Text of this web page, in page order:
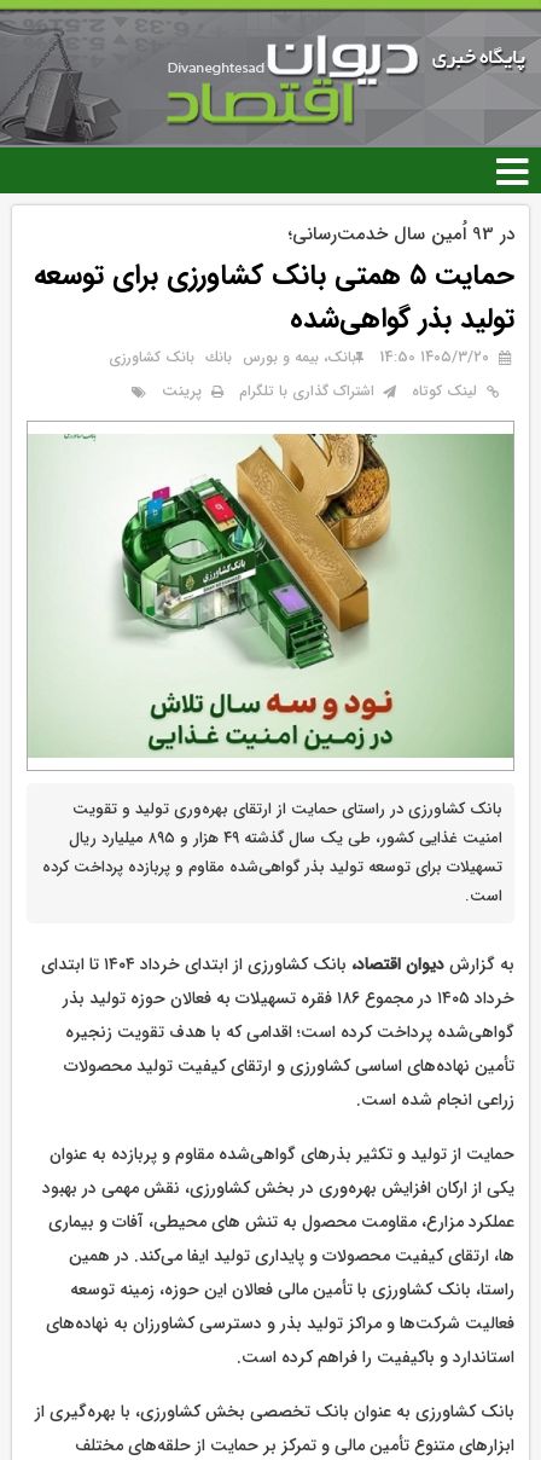
رفتن
محتوای
اصلی
در 93 اُمین سال خدمت‌رسانی؛
حمایت ۵ همتی بانک کشاورزی برای توسعه
تولید بذر گواهی‌شده
۱۴۰۵/۳/۲۰ 14:50 بانک، بیمه و بورس بانك بانک کشاورزی
لینک کوتاه
اشتراک گذاری با تلگرام پرینت
بانک کشاورزی در راستای حمایت از ارتقای بهره‌وری تولید و تقویت
امنیت غذایی کشور، طی یک سال گذشته ۴۹ هزار و ۸۹۵ میلیارد ریال
تسهیلات برای توسعه تولید بذر گواهی‌شده مقاوم و پربازده پرداخت کرده
است.
به گزارشدیوان اقتصاد،
بانک کشاورزی از ابتدای خرداد ۱۴۰۴ تا ابتدای
خرداد ۱۴۰۵ در مجموع ۱۸۶ فقره تسهیلات به فعالان حوزه تولید بذر
گواهی‌شده پرداخت کرده است؛ اقدامی که با هدف تقویت زنجیره
تأمین نهاده‌های اساسی کشاورزی و ارتقای کیفیت تولید محصولات
زراعی انجام شده است.
حمایت از تولید و تکثیر بذرهای گواهی‌شده مقاوم و پربازده به عنوان
یکی از ارکان افزایش بهره‌وری در بخش کشاورزی، نقش مهمی در بهبود
عملکرد مزارع، مقاومت محصول به تنش های محیطی، آفات و بیماری
ها، ارتقای کیفیت محصولات و پایداری تولید ایفا می‌کند. در همین
راستا، بانک کشاورزی با تأمین مالی فعالان این حوزه، زمینه توسعه
فعالیت شرکت‌ها و مراکز تولید بذر و دسترسی کشاورزان به نهاده‌های
استاندارد و باکیفیت را فراهم کرده است.
بانک کشاورزی به عنوان بانک تخصصی بخش کشاورزی، با بهره‌گیری از
ابزارهای متنوع تأمین مالی و تمرکز بر حمایت از حلقه‌های مختلف